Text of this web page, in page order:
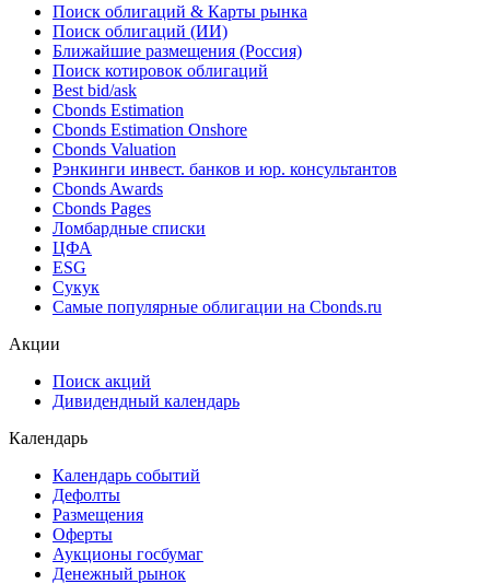
Поиск облигаций & Карты рынка
Поиск облигаций (ИИ)
Ближайшие размещения (Россия)
Поиск котировок облигаций
Best bid/ask
Cbonds Estimation
Cbonds Estimation Onshore
Cbonds Valuation
Рэнкинги инвест. банков и юр. консультантов
Cbonds Awards
Cbonds Pages
Ломбардные списки
ЦФА
ESG
Сукук
Самые популярные облигации на Cbonds.ru
Акции
Поиск акций
Дивидендный календарь
Календарь
Календарь событий
Дефолты
Размещения
Оферты
Аукционы госбумаг
Денежный рынок